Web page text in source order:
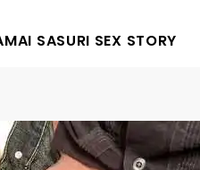
SASURI SEX STORY